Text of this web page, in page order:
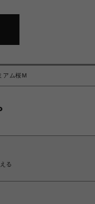
アム桜M
る